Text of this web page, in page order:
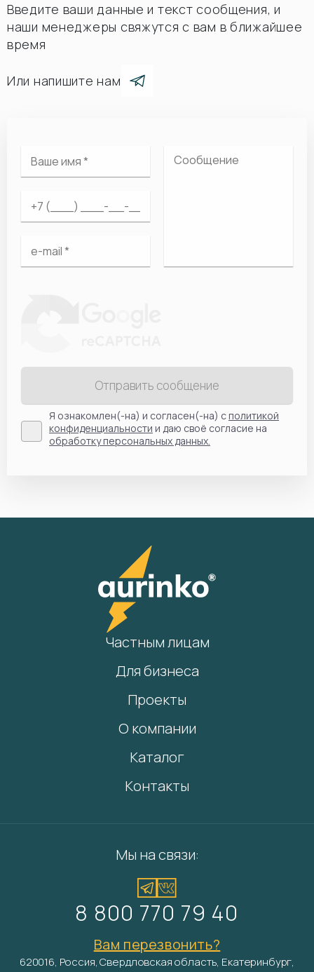
Введите ваши данные и текст сообщения, и
наши менеджеры свяжутся с вам в ближайшее
время
Или напишите нам
Отправить сообщение
Я ознакомлен(-на) и согласен(-на) сполитикой
конфиденциальности и даю своё согласие на
обработку персональных данных.
Частным лицам
Для бизнеса
Проекты
О компании
Каталог
Контакты
Мы на связи:
8 800 770 79 40
Вам перезвонить?
620016, Россия, Свердловская область, Екатеринбург,